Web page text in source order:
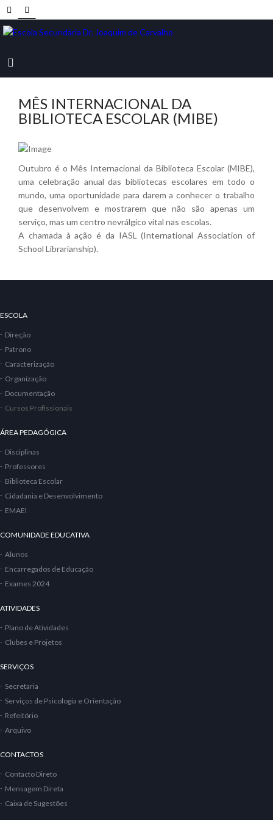
MÊS INTERNACIONAL DA
BIBLIOTECA ESCOLAR (MIBE)
Outubro é o Mês Internacional da Biblioteca Escolar (MIBE),
uma celebração anual das bibliotecas escolares em todo o
mundo, uma oportunidade para darem a conhecer o trabalho
que desenvolvem e mostrarem que não são apenas um
serviço, mas um centro nevrálgico vital nas escolas.
A chamada à ação é da IASL (International Association of
School Librarianship).
ESCOLA
Direção
Patrono
Caracterização
Organização
Documentação
Cursos Profissionais
ÁREA PEDAGÓGICA
Disciplinas
Professores
Biblioteca Escolar
Cidadania e Desenvolvimento
EMAEI
COMUNIDADE EDUCATIVA
Alunos
Encarregados de Educação
Exames 2024
ATIVIDADES
Plano de Atividades
Clubes e Projetos
SERVIÇOS
Secretaria
Serviços de Psicologia e Orientação
Refeitório
Arquivo
CONTACTOS
Contacto Direto
Mensagem Direta
Caixa de Sugestões